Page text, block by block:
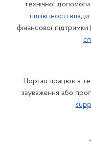
технічної допомоги
підзвітності
фінансової підтримки
Портал працює в
зауваження або